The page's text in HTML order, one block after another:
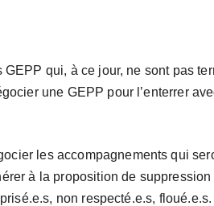
qui, à ce jour, ne sont pas
une GEPP pour l’enterrer
les accompagnements qui
à la proposition de
non respecté.e.s,